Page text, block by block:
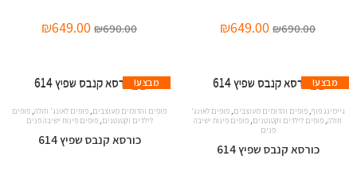
₪690.00
₪649.00
₪690.00
₪649.00
מבצע!
גיימינג פוף,פופים והדומים מעוצבים,פופים לאונג'
וזולה, פופים לילדים וקטנטנים, פופים פינות ישיבה
פנים
כורסא קנבס שפיץ 614
מבצע!
פופים והדומים מעוצבים, פופים לאונג' וזולה, פופים
לילדים וקטנטנים,פופים פינות ישיבה פנים
כורסא קנבס שפיץ 614